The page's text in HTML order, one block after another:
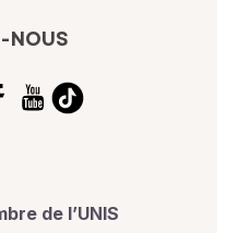
NOUS
de l’UNIS